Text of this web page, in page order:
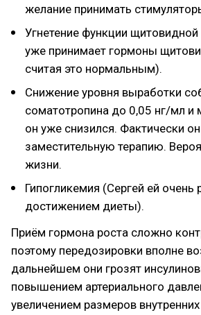
желание принимать
Угнетение функции
уже принимает гормоны
считая это нормальным).
Снижение уровня выработки
соматотропина до 0,05 нг/мл и
он уже снизился. Фактически
заместительную терапию.
жизни.
Гипогликемия (Сергей ей очень
достижением диеты).
Приём гормона роста сложно
поэтому передозировки вполне
дальнейшем они грозят
повышением артериального
увеличением размеров